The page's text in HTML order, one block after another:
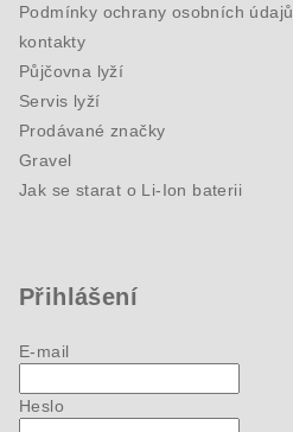
Podmínky ochrany osobních údajů
kontakty
Půjčovna lyží
Servis lyží
Prodávané značky
Gravel
Jak se starat o Li-Ion baterii
Přihlášení
E-mail
Heslo